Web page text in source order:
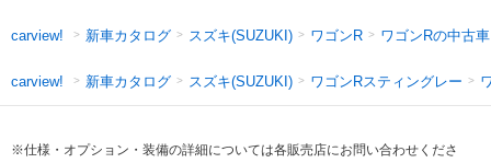
carview! 新車カタログ スズキ(SUZUKI) ワゴンR ワゴンRの中古車
carview! 新車カタログ スズキ(SUZUKI) ワゴンRスティングレー
※仕様・オプション・装備の詳細については各販売店にお問い合わせくださ